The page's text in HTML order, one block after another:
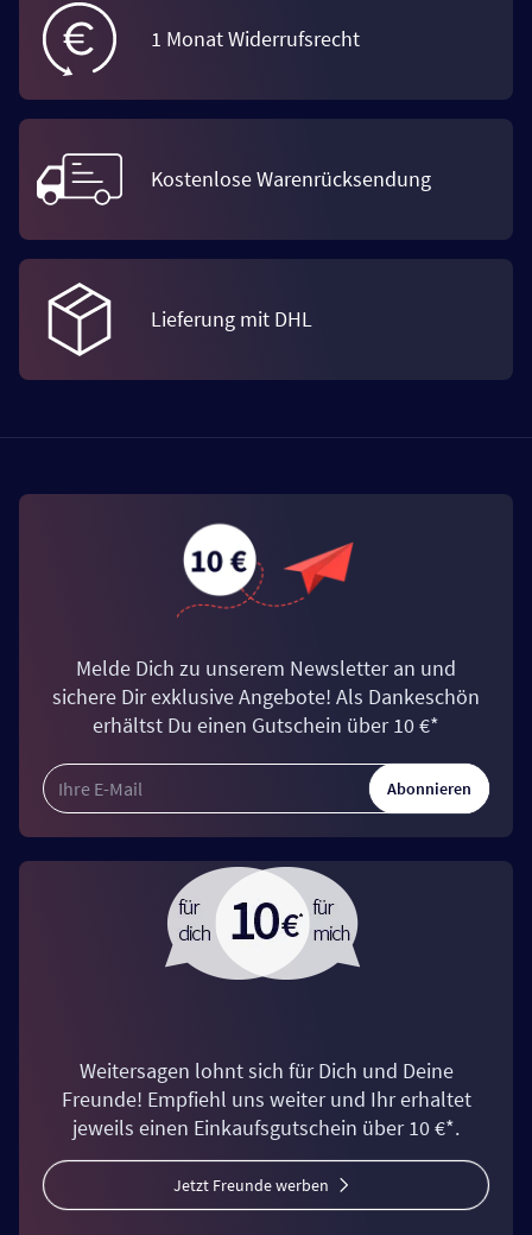
1 Monat Widerrufsrecht
Kostenlose Warenrücksendung
Lieferung mit DHL
Melde Dich zu unserem Newsletter an und
sichere Dir exklusive Angebote! Als Dankeschön
erhältst Du einen Gutschein über 10 €*
Abonnieren
Weitersagen lohnt sich für Dich und Deine
Freunde! Empfiehl uns weiter und Ihr erhaltet
jeweils einen Einkaufsgutschein über 10 €*.
Jetzt Freunde werben